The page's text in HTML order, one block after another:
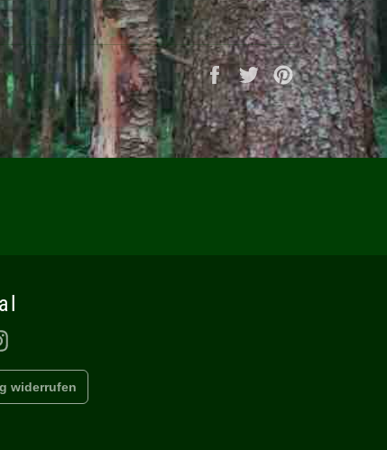
Auf Facebook teilen
Auf Twitter twittern
Auf Pinterest
widerrufen